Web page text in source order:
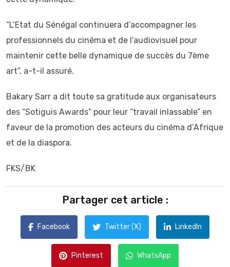
“L’Etat du Sénégal continuera d’accompagner les
professionnels du cinéma et de l’audiovisuel pour
maintenir cette belle dynamique de succès du 7ème
art”, a-t-il assuré.
Bakary Sarr a dit toute sa gratitude aux organisateurs
des “Sotiguis Awards” pour leur “travail inlassable” en
faveur de la promotion des acteurs du cinéma d’Afrique
et de la diaspora.
FKS/BK
Partager cet article :
Facebook Twitter (X) LinkedIn
Pinterest WhatsApp